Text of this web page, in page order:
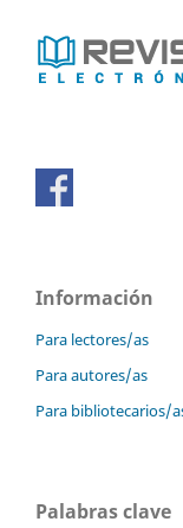
Información
Para lectores/as
Para autores/as
Para bibliotecarios/
Palabras clave